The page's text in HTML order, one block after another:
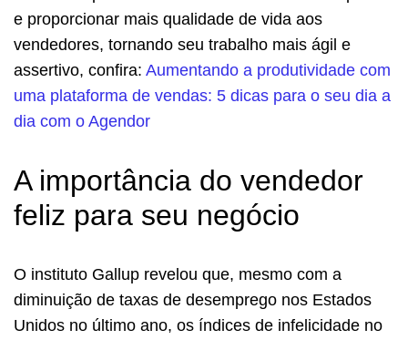
e proporcionar mais qualidade de vida aos
vendedores, tornando seu trabalho mais ágil e
assertivo, confira: Aumentando a produtividade com
uma plataforma de vendas: 5 dicas para o seu dia a
dia com o Agendor
A importância do vendedor
feliz para seu negócio
O instituto Gallup revelou que, mesmo com a
diminuição de taxas de desemprego nos Estados
Unidos no último ano, os índices de infelicidade no